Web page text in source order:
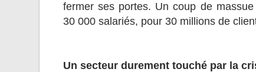
fermer ses portes. Un coup de
30 000 salariés, pour 30 millions de
Un secteur durement touché par la